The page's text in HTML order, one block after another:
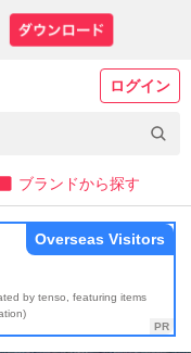
ログイン
ブランドから探す
by tenso, featuring items
Overseas Visitors